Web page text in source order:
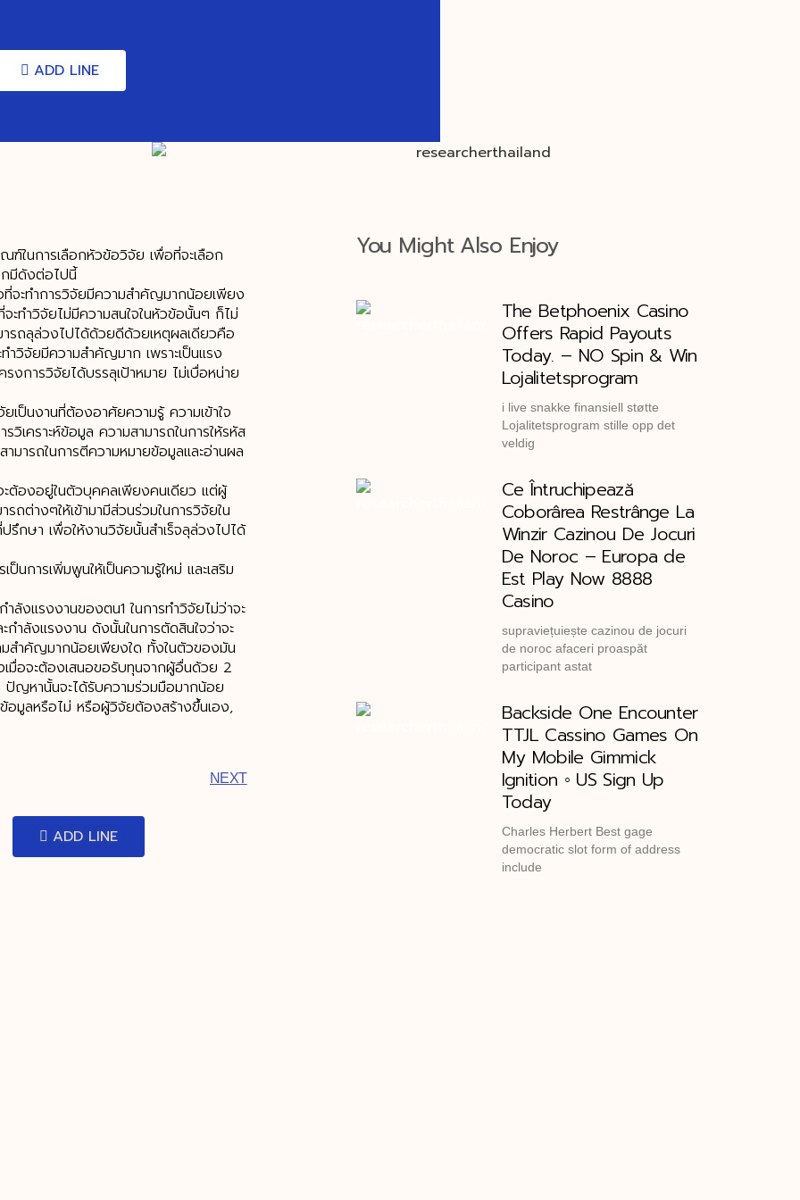
ADD LINE
ในการเลือกหัวข้อวิจัย เพื่อที่จะเลือก
กมีดังต่อไปนี้
จะทำการวิจัยมีความสำคัญมากน้อยเพียง
ะทำวิจัยไม่มีความสนใจในหัวข้อนั้นๆ ก็ไม่
รถลุล่วงไปได้ด้วยดีด้วยเหตุผลเดียวคือ
ำวิจัยมีความสำคัญมาก เพราะเป็นแรง
งการวิจัยได้บรรลุเป้าหมาย ไม่เบื่อหน่าย
ป็นงานที่ต้องอาศัยความรู้ ความเข้าใจ
วิเคราะห์ข้อมูล ความสามารถในการให้รหัส
ามารถในการตีความหมายข้อมูลและอ่านผล
ะต้องอยู่ในตัวบุคคลเพียงคนเดียว แต่ผู้
ถต่างๆให้เข้ามามีส่วนร่วมในการวิจัยใน
กษา เพื่อให้งานวิจัยนั้นสำเร็จลุล่วงไปได้
ารเพิ่มพูนให้เป็นความรู้ใหม่ และเสริม
ลังแรงงานของตน1 ในการทำวิจัยไม่ว่าจะ
กำลังแรงงาน ดังนั้นในการตัดสินใจว่าจะ
สำคัญมากน้อยเพียงใด ทั้งในตัวของมัน
เมื่อจะต้องเสนอขอรับทุนจากผู้อื่นด้วย 2
ปัญหานั้นจะได้รับความร่วมมือมากน้อย
อมูลหรือไม่ หรือผู้วิจัยต้องสร้างขึ้นเอง,
NEXT
ADD LINE
You Might Also Enjoy
The Betphoenix Casino
Offers Rapid Payouts
Today. – NO Spin & Win
Lojalitetsprogram
i live snakke finansiell støtte
Lojalitetsprogram stille opp det
veldig
Ce Întruchipează
Coborârea Restrânge La
Winzir Cazinou De Jocuri
De Noroc – Europa de
Est Play Now 8888
Casino
supraviețuiește cazinou de jocuri
de noroc afaceri proaspăt
participant astat
Backside One Encounter
TTJL Cassino Games On
My Mobile Gimmick
Ignition ◦ US Sign Up
Today
Charles Herbert Best gage
democratic slot form of address
include